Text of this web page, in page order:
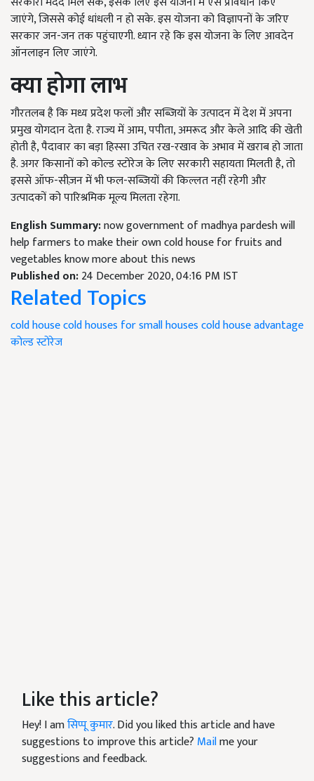
जाएंगे, जिससे कोई धांधली न हो सके. इस योजना को विज्ञापनों के जरिए
सरकार जन-जन तक पहुंचाएगी. ध्यान रहे कि इस योजना के लिए आवदेन
ऑनलाइन लिए जाएंगे.
क्या होगा लाभ
गौरतलब है कि मध्य प्रदेश फलों और सब्जियों के उत्पादन में देश में अपना
प्रमुख योगदान देता है. राज्य में आम, पपीता, अमरूद और केले आदि की खेती
होती है, पैदावार का बड़ा हिस्सा उचित रख-रखाव के अभाव में खराब हो जाता
है. अगर किसानों को कोल्ड स्टोरेज के लिए सरकारी सहायता मिलती है, तो
इससे ऑफ-सीज़न में भी फल-सब्जियों की किल्लत नहीं रहेगी और
उत्पादकों को पारिश्रमिक मूल्य मिलता रहेगा.
English Summary:now government of madhya pardesh will
help farmers to make their own cold house for fruits and
vegetables know more about this news
Published on:24 December 2020, 04:16 PM IST
Related Topics
cold housecold houses for small housescold house advantage
कोल्ड स्टोरेज
Like this article?
Hey! I amसिप्पू कुमार. Did you liked this article and have
suggestions to improve this article? Mailme your
suggestions and feedback.